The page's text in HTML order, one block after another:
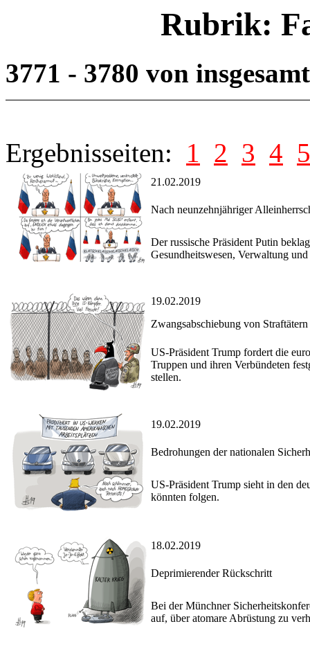
Rubrik:
3771 - 3780 von
Ergebnisseiten: 1 2 3 4 5
21.02.2019
Nach neunzehnjähriger
Der russische Präsident Putin
Gesundheitswesen, Verwaltung
19.02.2019
Zwangsabschiebung von
US-Präsident Trump fordert die
Truppen und ihren Verbündeten
stellen.
19.02.2019
Bedrohungen der nationalen
US-Präsident Trump sieht in den
könnten folgen.
18.02.2019
Deprimierender Rückschritt
Bei der Münchner
auf, über atomare Abrüstung zu